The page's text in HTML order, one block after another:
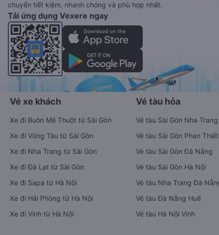
chuyển tiết kiệm, nhanh chóng và phù hợp nhất.
Tải ứng dụng Vexere ngay
Vé xe khách
Xe đi Buôn Mê Thuột từ Sài Gòn
Xe đi Vũng Tàu từ Sài Gòn
Xe đi Nha Trang từ Sài Gòn
Xe đi Đà Lạt từ Sài Gòn
Xe đi Sapa từ Hà Nội
Xe đi Hải Phòng từ Hà Nội
Xe đi Vinh từ Hà Nội
Vé tàu hỏa
Vé tàu Sài Gòn Nha Trang
Vé tàu Sài Gòn Phan Thiết
Vé tàu Sài Gòn Đà Nẵng
Vé tàu Sài Gòn Hà Nội
Vé tàu Nha Trang Đà
Vé tàu Đà Nẵng Huế
Vé tàu Hà Nội Vinh